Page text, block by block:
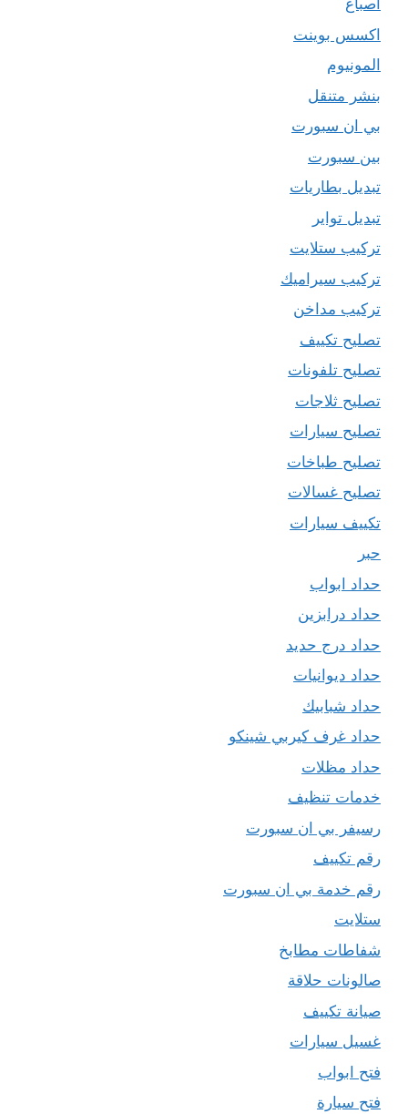
اصباغ
اكسس بوينت
المونيوم
بنشر متنقل
بي ان سبورت
بين سبورت
تبديل بطاريات
تبديل تواير
تركيب ستلايت
تركيب سيراميك
تركيب مداخن
تصليح تكييف
تصليح تلفونات
تصليح ثلاجات
تصليح سيارات
تصليح طباخات
تصليح غسالات
تكييف سيارات
حبر
حداد ابواب
حداد درابزين
حداد درج حديد
حداد ديوانيات
حداد شبابيك
حداد غرف كيربي شينكو
حداد مظلات
خدمات تنظيف
رسيفر بي ان سبورت
رقم تكييف
رقم خدمة بي ان سبورت
ستلايت
شفاطات مطابخ
صالونات حلاقة
صيانة تكييف
غسيل سيارات
فتح ابواب
فتح سيارة